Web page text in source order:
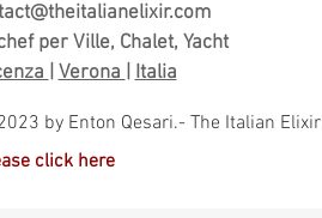
per Ville, Chalet, Yacht
|Verona|Italia
by Enton Qesari.- The Italian Elixir
click here